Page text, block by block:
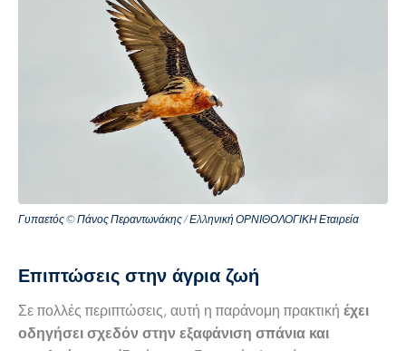
Γυπαετός © Πάνος Περαντωνάκης / Ελληνική ΟΡΝΙΘΟΛΟΓΙΚΗ Εταιρεία
Επιπτώσεις στην άγρια ζωή
Σε πολλές περιπτώσεις, αυτή η παράνομη πρακτική έχει
οδηγήσει σχεδόν στην εξαφάνιση σπάνια και